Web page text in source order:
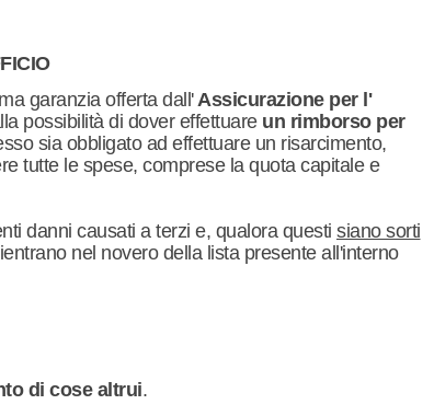
garanzia offerta dall'Assicurazione per l'
possibilità di dover effettuare un rimborso per
sia obbligato ad effettuare un risarcimento,
tutte le spese, comprese la quota capitale e
danni causati a terzi e, qualora questi siano sorti
nel novero della lista presente all'interno
di cose altrui.